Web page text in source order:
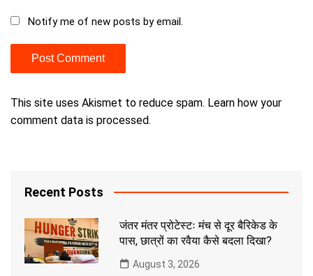
Notify me of new posts by email.
This site uses Akismet to reduce spam. Learn how your
comment data is processed.
Recent Posts
जंतर मंतर प्रोटेस्टः मंच से दूर बैरिकेड के
पास, छात्रों का रवैया कैसे बदला दिखा?
August 3, 2026